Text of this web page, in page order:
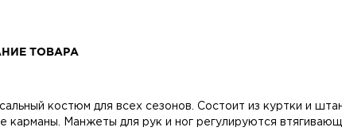
ТОВАРА
костюм для всех сезонов. Состоит из куртки и
карманы. Манжеты для рук и ног регулируются